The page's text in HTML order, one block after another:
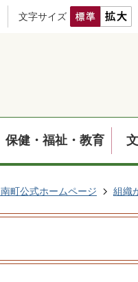
文字サイズ
保健・福祉・教育
町公式ホームページ 組織